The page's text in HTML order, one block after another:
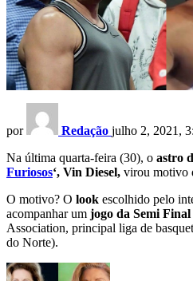
por Redação julho 2, 2021,
Na última quarta-feira (30), o astro
Furiosos‘, Vin Diesel, virou motivo
O motivo? O look escolhido pelo
acompanhar um jogo da Semi
Association, principal liga de
do Norte).